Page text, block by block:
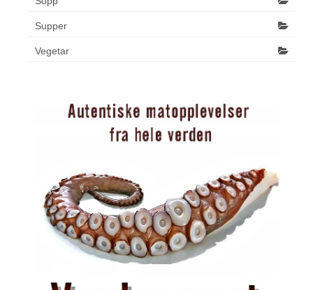
Supper
Vegetar